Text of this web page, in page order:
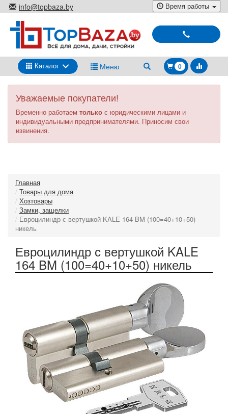
Перейти
к
основному
содержанию
Время работы
info@topbaza.by
г.Минск, ул. Радиальная, 40,
каб. 707-5
Выбирай
ипокупай
Каталог Меню 0
Уважаемые покупатели!
Временно работаем только с юридическими лицами и
индивидуальными предпринимателями. Приносим свои
извинения.
Главная
Товары для дома
Хозтовары
Замки, защелки
Евроцилиндр с вертушкой KALE 164 BM (100=40+10+50)
никель
Евроцилиндр с вертушкой KALE
164 BM (100=40+10+50) никель